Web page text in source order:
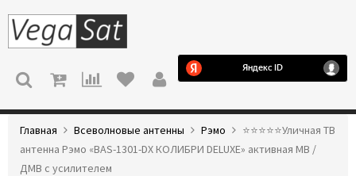
МЕНЮ
Главная Всеволновые антенны Рэмо
⭐️⭐️⭐️⭐️⭐️Уличная ТВ
антенна Рэмо «BAS-1301-DX КОЛИБРИ DELUXE» активная МВ /
ДМВ с усилителем